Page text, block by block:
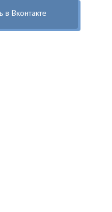
в Вконтакте